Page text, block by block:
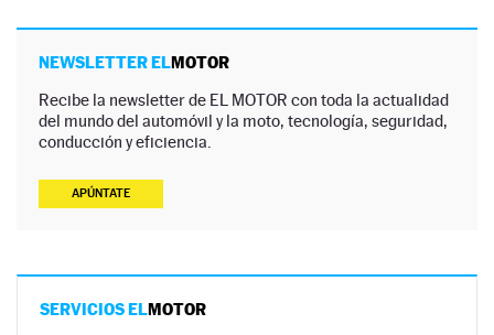
NEWSLETTER ELMOTOR
Recibe la newsletter de EL MOTOR con toda la actualidad
del mundo del automóvil y la moto, tecnología, seguridad,
conducción y eficiencia.
APÚNTATE
SERVICIOS ELMOTOR